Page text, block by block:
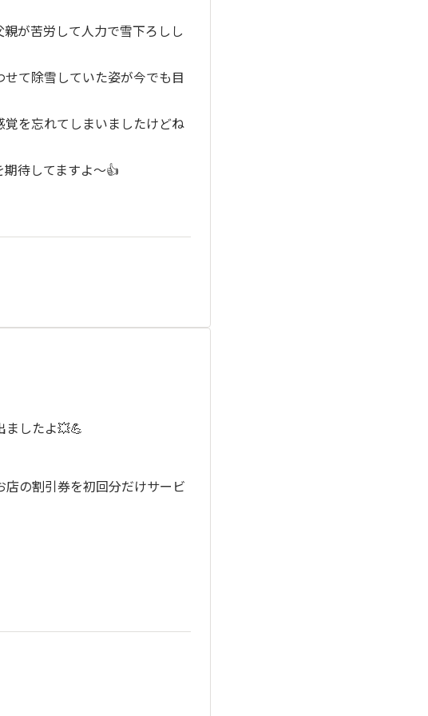
が苦労して人力で雪下ろしし
て除雪していた姿が今でも目
を忘れてしまいましたけどね
待してますよ〜👍
ましたよ💥💪
の割引券を初回分だけサービ